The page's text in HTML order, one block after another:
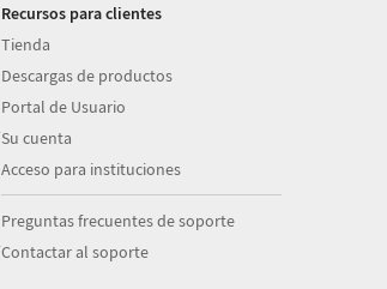
Recursos para clientes
Tienda
Descargas de productos
Portal de Usuario
Su cuenta
Acceso para instituciones
Preguntas frecuentes de soporte
Contactar al soporte